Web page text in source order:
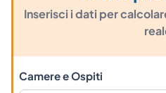
Inserisci i dati per
Camere e Ospiti